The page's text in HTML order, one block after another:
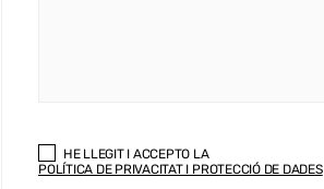
HE LLEGIT I ACCEPTO LA
POLÍTICA DE PRIVACITAT I PROTECCIÓ DE DADES